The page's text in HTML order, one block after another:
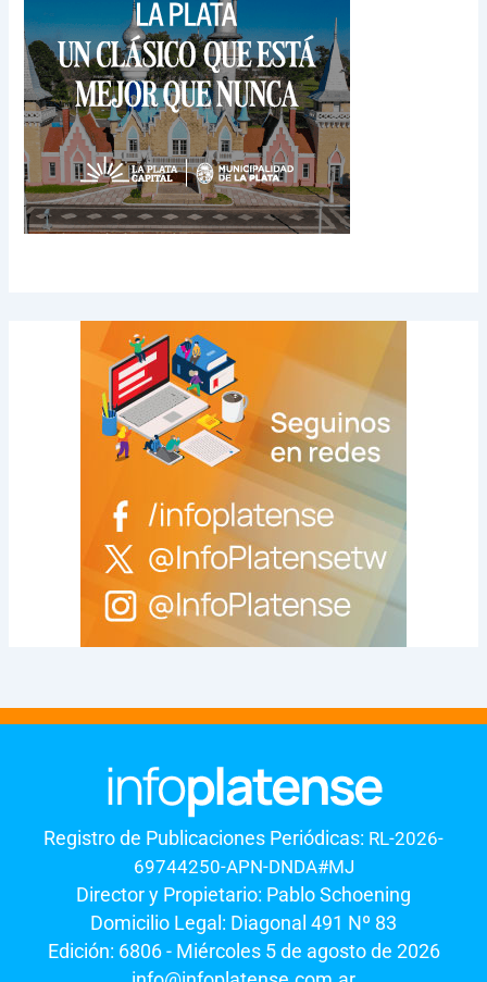
Registro de Publicaciones Periódicas: RL-2026-
69744250-APN-DNDA#MJ
Director y Propietario: Pablo Schoening
Domicilio Legal: Diagonal 491 Nº 83
Edición: 6806 - Miércoles 5 de agosto de 2026